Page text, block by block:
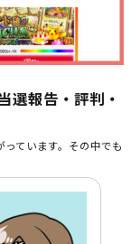
選報告・評判・
ています。その中でも